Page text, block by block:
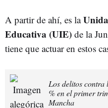
A partir de ahí, es la
Educativa (UIE) de la
tiene que actuar en estos
Los delitos contra
% en el primer
Mancha